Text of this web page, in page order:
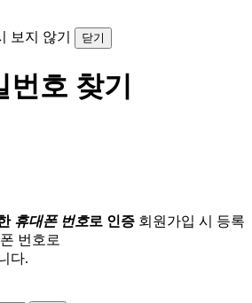
보지 않기 닫기
번호 찾기
휴대폰 번호로 인증 회원가입 시 등록
번호로
다.